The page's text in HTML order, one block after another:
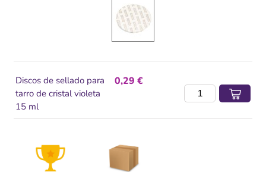
Discos de sellado para
tarro de cristal violeta
15 ml
0,29 €